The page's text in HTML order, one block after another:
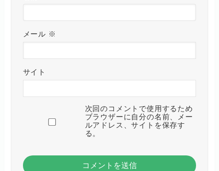
メール ※
サイト
次回のコメントで使用するため
ブラウザーに自分の名前、メー
ルアドレス、サイトを保存す
る。